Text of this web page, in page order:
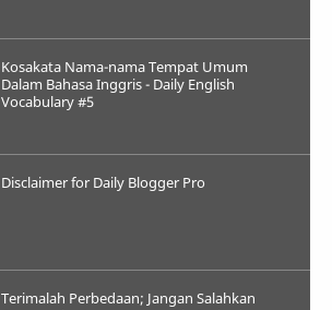
Kosakata Nama-nama Tempat Umum
Dalam Bahasa Inggris - Daily English
Vocabulary #5
Disclaimer for Daily Blogger Pro
Terimalah Perbedaan; Jangan Salahkan